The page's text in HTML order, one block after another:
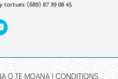
tortues: (689) 87 39 08 45
O TE MOANA |CONDITIONS